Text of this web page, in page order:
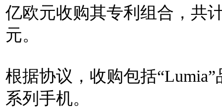
亿欧元收购其专利组合，共
元。
根据协议，收购包括
系列手机。